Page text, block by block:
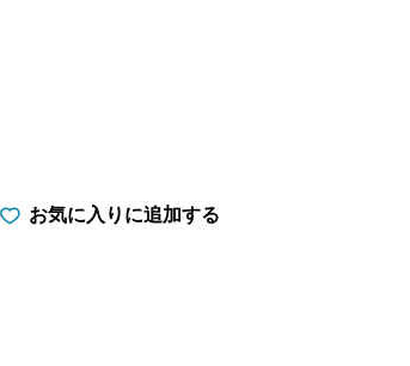
お気に入りに追加する